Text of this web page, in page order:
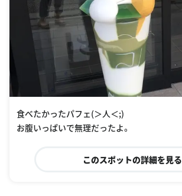
食べたかったパフェ(＞人＜;)
お腹いっぱいで無理だったよ。
このスポットの詳細を見る